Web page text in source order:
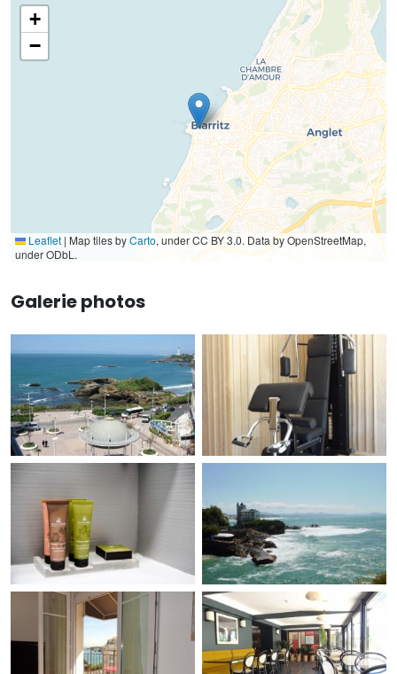
+
−
Leaflet | Map tiles byCarto, under CC BY 3.0. Data by OpenStreetMap,
under ODbL.
Galerie photos